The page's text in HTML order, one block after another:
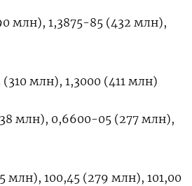
млн), 1,3875-85 (432 млн),
(310 млн), 1,3000 (411 млн)
млн), 0,6600-05 (277 млн),
млн), 100,45 (279 млн), 101,00